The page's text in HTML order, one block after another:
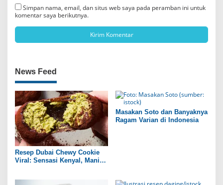
Simpan nama, email, dan situs web saya pada peramban ini untuk
komentar saya berikutnya.
News Feed
Resep Dubai Chewy Cookie
Viral: Sensasi Kenyal, Manis,
Masakan Soto dan Banyaknya
Ragam Varian di Indonesia